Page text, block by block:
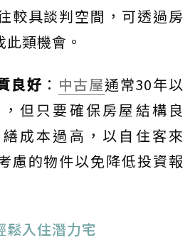
較具談判空間，可透過房
類機會。
良好 ： 中古屋通常30年以
但只要確保房屋結構良
成本過高，以自住客來
慮的物件以免降低投資報
入住潛力宅